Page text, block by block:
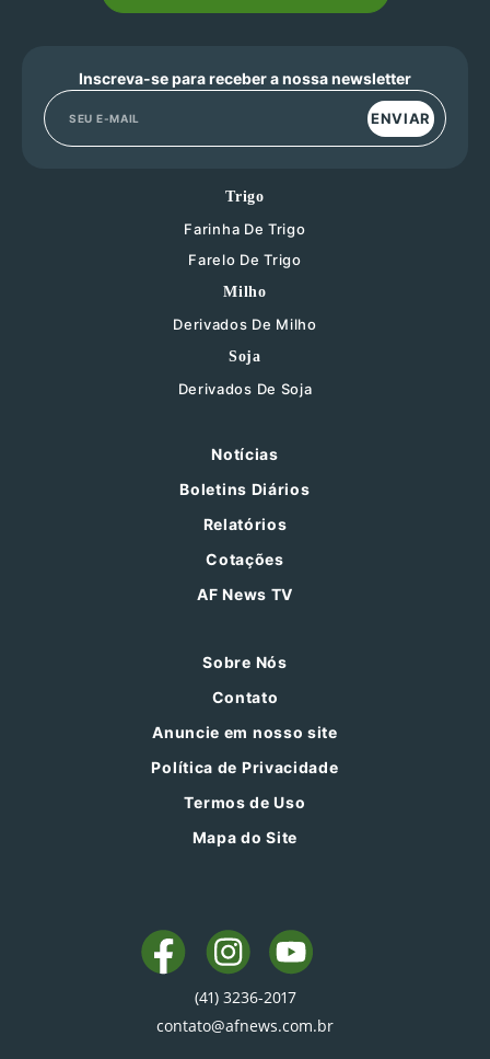
Inscreva-se para receber a nossa newsletter
ENVIAR
Trigo
Farinha De Trigo
Farelo De Trigo
Milho
Derivados De Milho
Soja
Derivados De Soja
Notícias
Boletins Diários
Relatórios
Cotações
AF News TV
Sobre Nós
Contato
Anuncie em nosso site
Política de Privacidade
Termos de Uso
Mapa do Site
(41) 3236-2017
contato@afnews.com.br